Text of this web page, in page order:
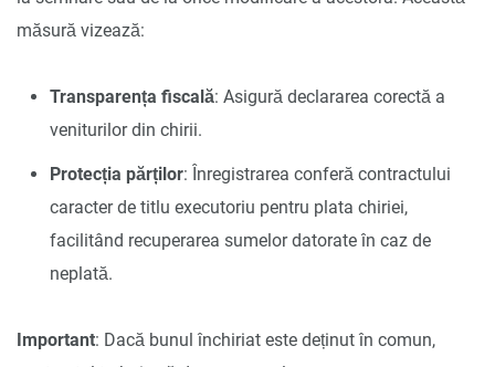
măsură vizează:
Transparența fiscală: Asigură declararea corectă a
veniturilor din chirii.
Protecția părților: Înregistrarea conferă contractului
caracter de titlu executoriu pentru plata chiriei,
facilitând recuperarea sumelor datorate în caz de
neplată.
Important: Dacă bunul închiriat este deținut în comun,